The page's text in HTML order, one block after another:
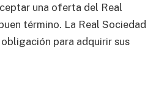
una oferta del Real
término. La Real Sociedad
para adquirir sus